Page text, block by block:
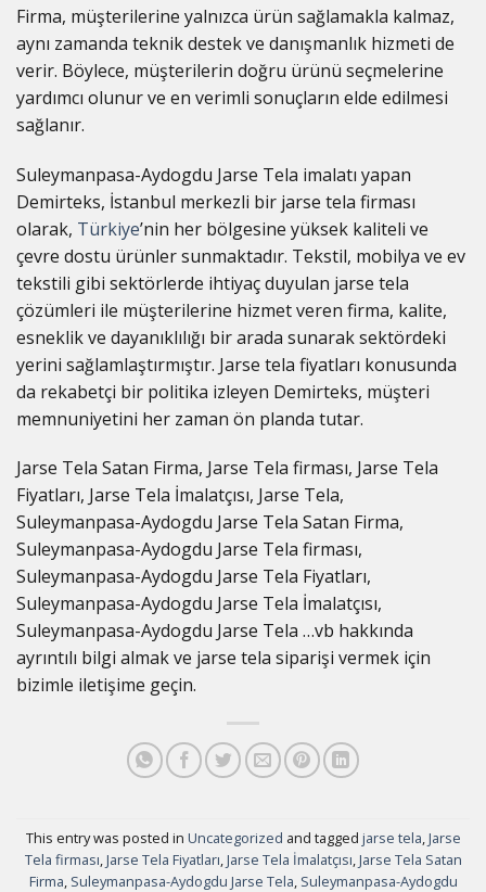
Firma, müşterilerine yalnızca ürün sağlamakla kalmaz,
aynı zamanda teknik destek ve danışmanlık hizmeti de
verir. Böylece, müşterilerin doğru ürünü seçmelerine
yardımcı olunur ve en verimli sonuçların elde edilmesi
sağlanır.
Suleymanpasa-Aydogdu Jarse Tela imalatı yapan
Demirteks, İstanbul merkezli bir jarse tela firması
olarak, Türkiye’nin her bölgesine yüksek kaliteli ve
çevre dostu ürünler sunmaktadır. Tekstil, mobilya ve ev
tekstili gibi sektörlerde ihtiyaç duyulan jarse tela
çözümleri ile müşterilerine hizmet veren firma, kalite,
esneklik ve dayanıklılığı bir arada sunarak sektördeki
yerini sağlamlaştırmıştır. Jarse tela fiyatları konusunda
da rekabetçi bir politika izleyen Demirteks, müşteri
memnuniyetini her zaman ön planda tutar.
Jarse Tela Satan Firma, Jarse Tela firması, Jarse Tela
Fiyatları, Jarse Tela İmalatçısı, Jarse Tela,
Suleymanpasa-Aydogdu Jarse Tela Satan Firma,
Suleymanpasa-Aydogdu Jarse Tela firması,
Suleymanpasa-Aydogdu Jarse Tela Fiyatları,
Suleymanpasa-Aydogdu Jarse Tela İmalatçısı,
Suleymanpasa-Aydogdu Jarse Tela …vb hakkında
ayrıntılı bilgi almak ve jarse tela siparişi vermek için
bizimle iletişime geçin.
This entry was posted in Uncategorized and tagged jarse tela,Jarse
Tela firması,Jarse Tela Fiyatları,Jarse Tela İmalatçısı,Jarse Tela Satan
Firma, Suleymanpasa-Aydogdu Jarse Tela, Suleymanpasa-Aydogdu